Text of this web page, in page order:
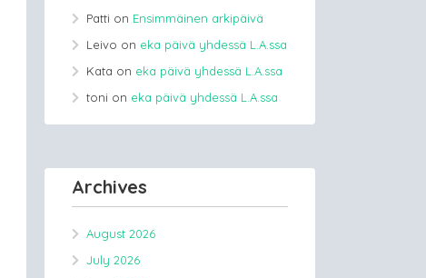
Patti on Ensimmäinen arkipäivä
Leivo on eka päivä yhdessä L.A.ssa
Kata on eka päivä yhdessä L.A.ssa
toni on eka päivä yhdessä L.A.ssa
Archives
August 2026
July 2026